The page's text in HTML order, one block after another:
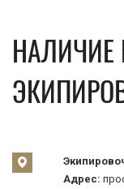
НАЛИЧИЕ
Адрес: